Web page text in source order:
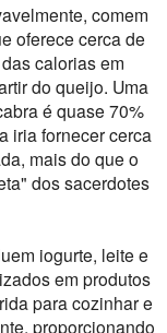
comem
oferece cerca de
calorias em
do queijo. Uma
é quase 70%
iria fornecer cerca
mais do que o
dos sacerdotes
iogurte, leite e
em produtos
para cozinhar e
proporcionando